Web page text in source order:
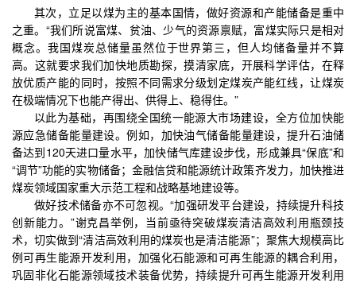
其次，立足以煤为主的基本国情，做好资源和产能储备是重中
之重。“我们所说富煤、贫油、少气的资源禀赋，富煤实际只是相对
概念。我国煤炭总储量虽然位于世界第三，但人均储备量并不算
高。这就要求我们加快地质勘探，摸清家底，开展科学评估，在释
放优质产能的同时，按照不同需求分级划定煤炭产能红线，让煤炭
在极端情况下也能产得出、供得上、稳得住。”
以此为基础，再围绕全国统一能源大市场建设，全方位加快能
源应急储备能量建设。例如，加快油气储备能量建设，提升石油储
备达到120天进口量水平，加快储气库建设步伐，形成兼具“保底”和
“调节”功能的实物储备；金融信贷和能源统计政策齐发力，加快推进
煤炭领域国家重大示范工程和战略基地建设等。
做好技术储备亦不可忽视。“加强研发平台建设，持续提升科技
创新能力。”谢克昌举例，当前亟待突破煤炭清洁高效利用瓶颈技
术，切实做到“清洁高效利用的煤炭也是清洁能源”；聚焦大规模高比
例可再生能源开发利用，加强化石能源和可再生能源的耦合利用，
巩固非化石能源领域技术装备优势，持续提升可再生能源开发利用